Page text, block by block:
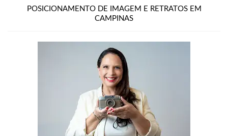
POSICIONAMENTO DE IMAGEM E RETRATOS EM
CAMPINAS